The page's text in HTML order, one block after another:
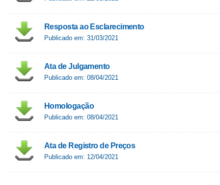
Resposta ao Esclarecimento
Publicado em: 31/03/2021
Ata de Julgamento
Publicado em: 08/04/2021
Homologação
Publicado em: 08/04/2021
Ata de Registro de Preços
Publicado em: 12/04/2021